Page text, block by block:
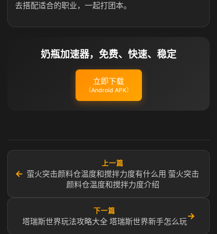
去搭配适合的职业，一起打团本。
奶瓶加速器，免费、快速、稳定
立即下载
（Android APK）
←
上一篇
萤火突击颜料仓温度和搅拌力度有什么用 萤火突击
颜料仓温度和搅拌力度介绍
下一篇
塔瑞斯世界玩法攻略大全 塔瑞斯世界新手怎么玩
→